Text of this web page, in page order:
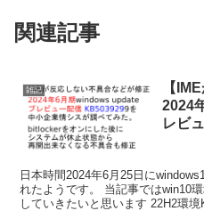
関連記事
雑記
【
2024
レビ
来な
日本時間2024年6月25日に
れたようです。 当記事ではwin10
していきたいと思います 22H2環境